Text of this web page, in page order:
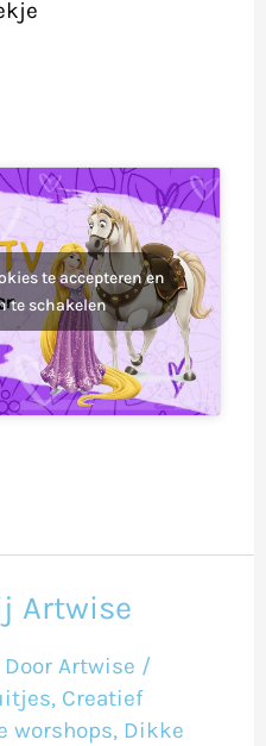
te accepteren en
te schakelen
Artwise
Artwise /
, Creatief
worshops, Dikke